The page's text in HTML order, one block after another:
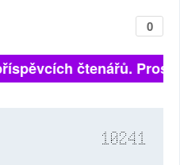
0
čtenářů.
10241